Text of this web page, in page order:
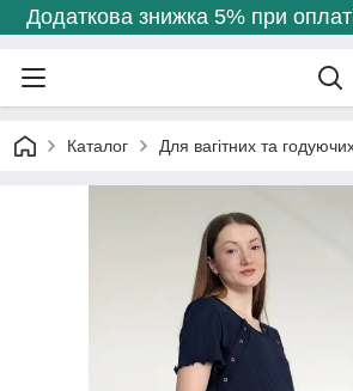
Додаткова знижка 5% при
Каталог Для вагітних та